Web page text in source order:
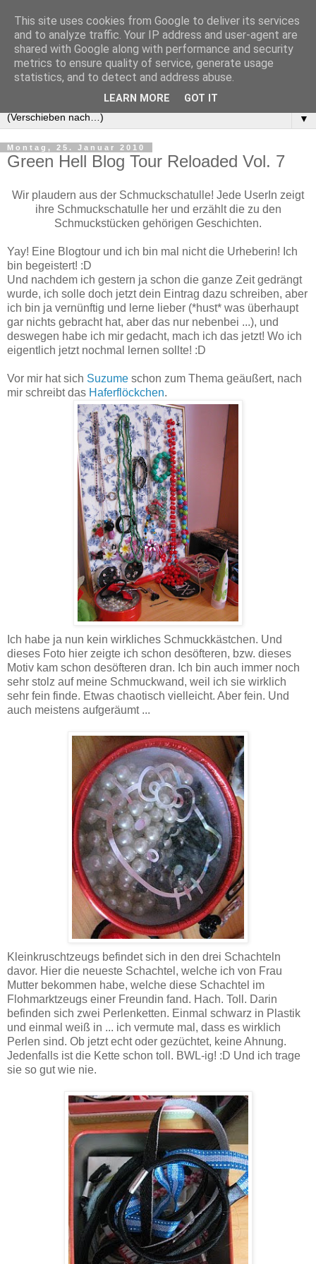
▼
Montag, 25. Januar 2010
Green Hell Blog Tour Reloaded Vol. 7
Wir plaudern aus der Schmuckschatulle! Jede UserIn zeigt
ihre Schmuckschatulle her und erzählt die zu den
Schmuckstücken gehörigen Geschichten.
Yay! Eine Blogtour und ich bin mal nicht die Urheberin! Ich
bin begeistert! :D
Und nachdem ich gestern ja schon die ganze Zeit gedrängt
wurde, ich solle doch jetzt dein Eintrag dazu schreiben, aber
ich bin ja vernünftig und lerne lieber (*hust* was überhaupt
gar nichts gebracht hat, aber das nur nebenbei ...), und
deswegen habe ich mir gedacht, mach ich das jetzt! Wo ich
eigentlich jetzt nochmal lernen sollte! :D
Vor mir hat sich Suzume schon zum Thema geäußert, nach
mir schreibt das Haferflöckchen.
Ich habe ja nun kein wirkliches Schmuckkästchen. Und
dieses Foto hier zeigte ich schon desöfteren, bzw. dieses
Motiv kam schon desöfteren dran. Ich bin auch immer noch
sehr stolz auf meine Schmuckwand, weil ich sie wirklich
sehr fein finde. Etwas chaotisch vielleicht. Aber fein. Und
auch meistens aufgeräumt ...
Kleinkruschtzeugs befindet sich in den drei Schachteln
davor. Hier die neueste Schachtel, welche ich von Frau
Mutter bekommen habe, welche diese Schachtel im
Flohmarktzeugs einer Freundin fand. Hach. Toll. Darin
befinden sich zwei Perlenketten. Einmal schwarz in Plastik
und einmal weiß in ... ich vermute mal, dass es wirklich
Perlen sind. Ob jetzt echt oder gezüchtet, keine Ahnung.
Jedenfalls ist die Kette schon toll. BWL-ig! :D Und ich trage
sie so gut wie nie.
This site uses cookies from Google to deliver its services
and to analyze traffic. Your IP address and user-agent are
shared with Google along with performance and security
metrics to ensure quality of service, generate usage
statistics, and to detect and address abuse.
LEARN MORE GOT IT